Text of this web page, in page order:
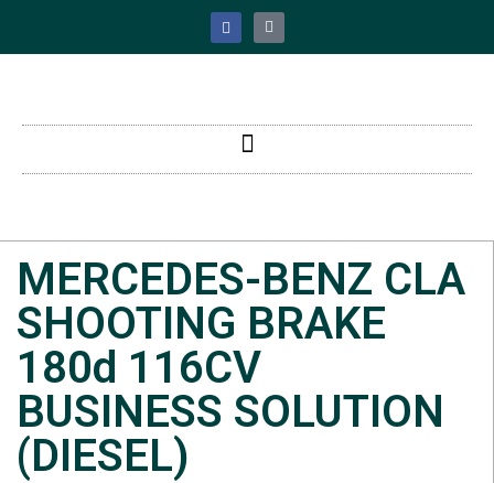
MERCEDES-BENZ CLA
SHOOTING BRAKE
180d 116CV
BUSINESS SOLUTION
(DIESEL)